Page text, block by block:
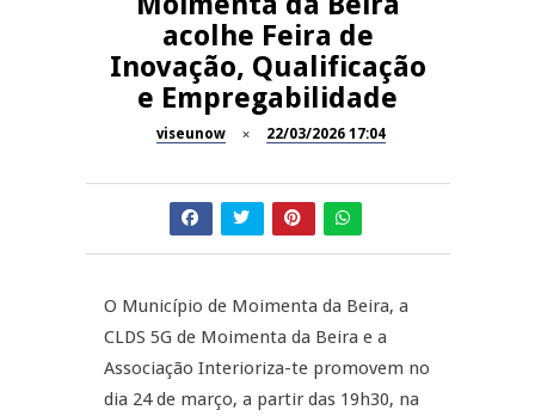
Dia do Foral em São João da
Pesqueira
Sernancelhe
Festas do Concelho de Penalva
do Castelo
11º Encontro Gastronómico
Now Opinião – Manuela
Exames Nacionais
acolhe Feira de
Inovação, Qualificação
e Empregabilidade
viseunow 22/03/2026 17:04
O Município de Moimenta da Beira, a
CLDS 5G de Moimenta da Beira e a
Associação Interioriza-te promovem no
dia 24 de março, a partir das 19h30, na